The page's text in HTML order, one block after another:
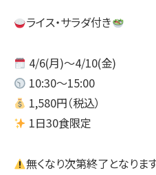
ライス・サラダ付き
4/6(月)〜4/10(金)
10:30〜15:00
1,580円（税込）
1日30食限定
無くなり次第終了となりま